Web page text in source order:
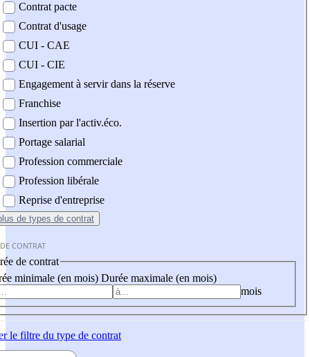
Contrat pacte
Contrat d'usage
CUI - CAE
CUI - CIE
Engagement à servir dans la réserve
Franchise
Insertion par l'activ.éco.
Portage salarial
Profession commerciale
Profession libérale
Reprise d'entreprise
de types de contrat
CONTRAT
de contrat
minimale (en mois) Durée maximale (en mois)
mois
le filtre du type de contrat